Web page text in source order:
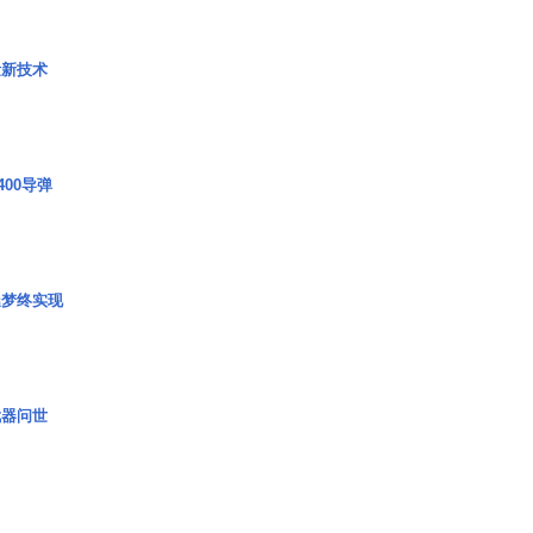
技术
导弹
终实现
问世